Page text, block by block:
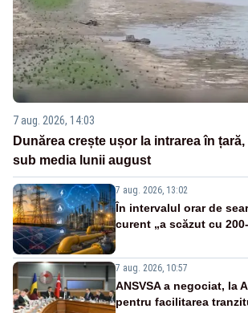
7 aug. 2026, 14:03
Dunărea crește ușor la intrarea în
sub media lunii august
7 aug. 2026, 13:02
În intervalul orar de
curent „a scăzut cu
7 aug. 2026, 10:57
ANSVSA a negociat, la
pentru facilitarea